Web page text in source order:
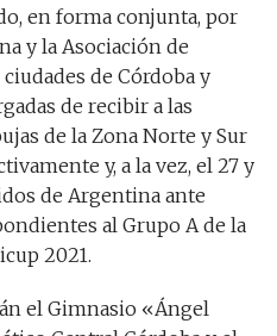
en forma conjunta, por
y la Asociación de
de Córdoba y
de recibir a las
de la Zona Norte y Sur
y, a la vez, el 27 y
de Argentina ante
al Grupo A de la
2021.
el Gimnasio «Ángel